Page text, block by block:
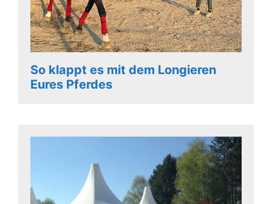
So klappt es mit dem Longieren
Eures Pferdes